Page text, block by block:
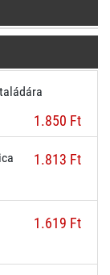
1.850 Ft
1.813 Ft
1.619 Ft